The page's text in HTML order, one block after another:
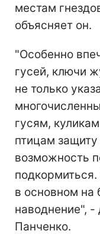
местам
объясняет он.
"Особенно
гусей, ключи
не только
гусям,
птицам
возможность
в основном на
наводнение", -
Панченко.